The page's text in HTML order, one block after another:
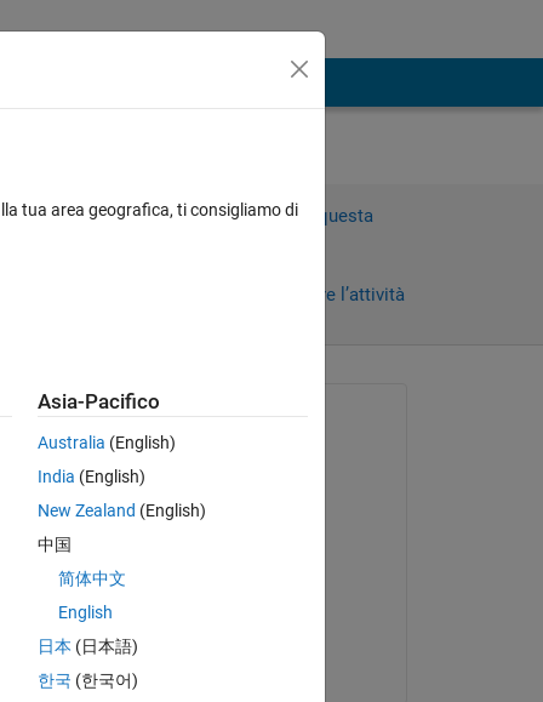
Accedi per rispondere a questa
Accedi per seguire l’attività
Richiesto:
Nikolas Spiliopoulos
il 11 Mag 2020
Risposto:
il 11 Mag 2020
tua area geografica, ti consigliamo di
Asia-Pacifico
Australia (English)
India (English)
New Zealand (English)
中国
简体中文
English
日本 (日本語)
한국 (한국어)